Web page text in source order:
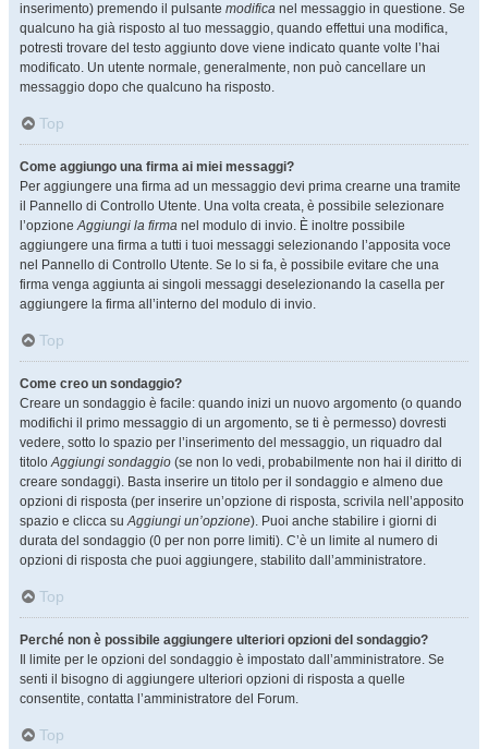
inserimento) premendo il pulsante modifica nel messaggio in questione. Se
qualcuno ha già risposto al tuo messaggio, quando effettui una modifica,
potresti trovare del testo aggiunto dove viene indicato quante volte l’hai
modificato. Un utente normale, generalmente, non può cancellare un
messaggio dopo che qualcuno ha risposto.
Top
Come aggiungo una firma ai miei messaggi?
Per aggiungere una firma ad un messaggio devi prima crearne una tramite
il Pannello di Controllo Utente. Una volta creata, è possibile selezionare
l’opzioneAggiungi la firma nel modulo di invio. È inoltre possibile
aggiungere una firma a tutti i tuoi messaggi selezionando l’apposita voce
nel Pannello di Controllo Utente. Se lo si fa, è possibile evitare che una
firma venga aggiunta ai singoli messaggi deselezionando la casella per
aggiungere la firma all’interno del modulo di invio.
Top
Come creo un sondaggio?
Creare un sondaggio è facile: quando inizi un nuovo argomento (o quando
modifichi il primo messaggio di un argomento, se ti è permesso) dovresti
vedere, sotto lo spazio per l’inserimento del messaggio, un riquadro dal
titoloAggiungi sondaggio (se non lo vedi, probabilmente non hai il diritto di
creare sondaggi). Basta inserire un titolo per il sondaggio e almeno due
opzioni di risposta (per inserire un’opzione di risposta, scrivila nell’apposito
spazio e clicca suAggiungi un’opzione). Puoi anche stabilire i giorni di
durata del sondaggio (0 per non porre limiti). C’è un limite al numero di
opzioni di risposta che puoi aggiungere, stabilito dall’amministratore.
Top
Perché non è possibile aggiungere ulteriori opzioni del sondaggio?
Il limite per le opzioni del sondaggio è impostato dall’amministratore. Se
senti il bisogno di aggiungere ulteriori opzioni di risposta a quelle
consentite, contatta l’amministratore del Forum.
Top